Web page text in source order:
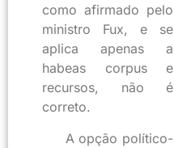
como afirmado pelo
ministro Fux, e se
aplica apenas a
habeas corpus e
recursos, não é
correto.
A opção político-